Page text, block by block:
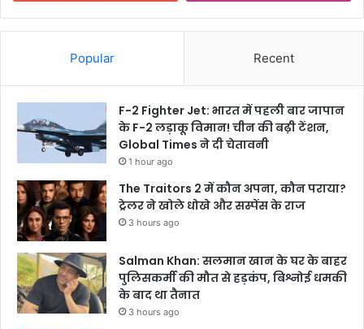
Popular Recent
F-2 Fighter Jet: भारत में पहली बार जापान
के F-2 लड़ाकू विमान! चीन की बढ़ी टेंशन,
Global Times ने दी चेतावनी
1 hour ago
The Traitors 2 में कौन अपना, कौन पराया?
ट्रेलर ने खोले धोखे और सस्पेंस के राज
3 hours ago
Salman Khan: सलमान खान के घर के बाहर
पुलिसकर्मी की मौत से हड़कंप, बिश्नोई धमकी
के बाद था तैनात
3 hours ago